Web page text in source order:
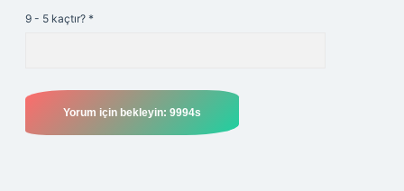
9 - 5 kaçtır? *